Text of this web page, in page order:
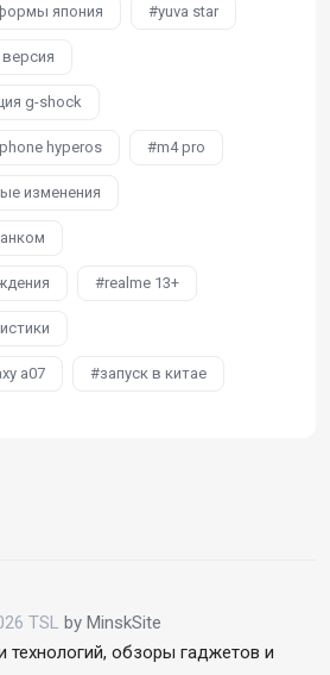
япония yuva star
g-shock
hyperos m4 pro
изменения
realme 13+
a07 запуск в китае
TSL by MinskSite
технологий, обзоры гаджетов и